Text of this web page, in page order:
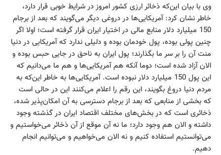
وی با بیان این‌که ذخائر ارزی کشور امروز در شرایط خوبی قرار دارد،
خاطر نشان کرد: آمریکایی‌ها در دروغی دیگر می‌گویند که بعد از برجام
150 میلیارد دلار منابع مالی در اختیار ایران قرار گرفته است؛ اولا اگر
چنین پولی بوده، پول خودمان بوده و دلیلی ندارد که آمریکایی در دنیا
منت آن را بر سر ما بگذارند؛ پول ایران به ناحق در جایی حبس بوده و
الان آزاد شده است؛ دوما آنکه هم آمریکایی‌ها و هم ما می‌دانیم که
این پول 150 میلیارد دلار نبوده است. آمریکایی‌ها به خاطر این‌که به
مردم دنیا دروغ بگویند، این رقم را اعلام می‌کنند این در حالی است
که بخشی از منابعی که بعد از برجام دسترسی به آن امکان‌پذیر شده،
ذخائری است که در بخش‌های مختلف اقتصاد ایران در گذشته وجود
داشته و الان هم وجود دارد؛ ما نه آن موقع از آن ذخائر می‌خواستیم و
می‌توانستیم استفاده کنیم و نه الان می‌خواهیم و می‌توانیم انجام
دهیم.